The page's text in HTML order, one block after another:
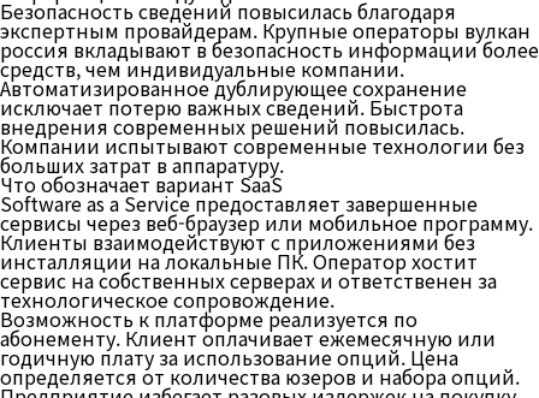
Безопасность сведений повысилась благодаря
экспертным провайдерам. Крупные операторы вулкан
россия вкладывают в безопасность информации более
средств, чем индивидуальные компании.
Автоматизированное дублирующее сохранение
исключает потерю важных сведений. Быстрота
внедрения современных решений повысилась.
Компании испытывают современные технологии без
больших затрат в аппаратуру.
Что обозначает вариант SaaS
Software as a Service предоставляет завершенные
сервисы через веб-браузер или мобильное программу.
Клиенты взаимодействуют с приложениями без
инсталляции на локальные ПК. Оператор хостит
сервис на собственных серверах и ответственен за
технологическое сопровождение.
Возможность к платформе реализуется по
абонементу. Клиент оплачивает ежемесячную или
годичную плату за использование опций. Цена
определяется от количества юзеров и набора опций.